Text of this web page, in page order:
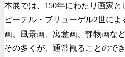
本展では、150年にわたり画家
ピーテル・ブリューゲル2世に
画、風景画、寓意画、静物画な
その多くが、通常観ることので